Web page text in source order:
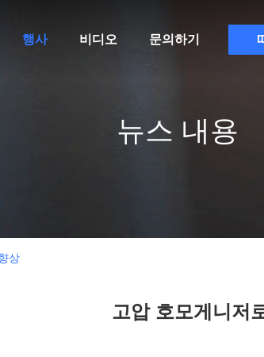
행사 비디오 문의하기
뉴스 내용
상
고압 호모게니저